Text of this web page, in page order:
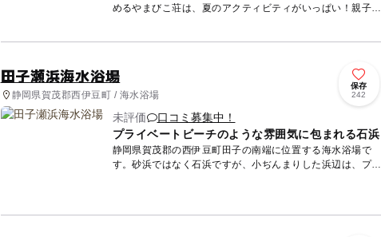
めるやまびこ荘は、夏のアクティビティがいっぱい！親子や
田子瀬浜海水浴場
静岡県賀茂郡西伊豆町 / 海水浴場
保存
242
未評価
口コミ募集中！
プライベートビーチのような雰囲気に包まれる石浜
静岡県賀茂郡の西伊豆町田子の南端に位置する海水浴場で
す。砂浜ではなく石浜ですが、小ぢんまりした浜辺は、プラ